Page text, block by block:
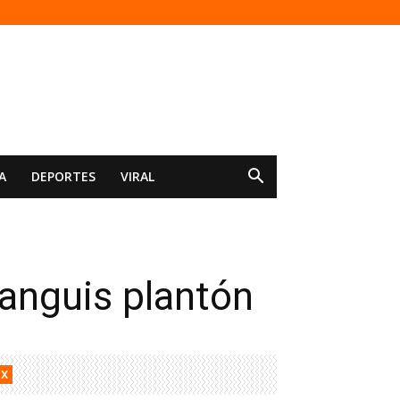
DEPORTES VIRAL
plantón
X